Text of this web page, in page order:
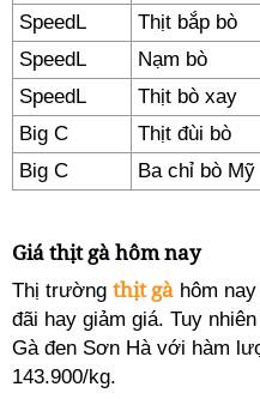
SpeedL Thịt bắp bò
SpeedL
Nạm bò
SpeedL
Thịt bò xay
Big C
Thịt đùi bò
Big C
Ba chỉ bò Mỹ
Giá thịt gà hôm nay
Thị trường thịt gà hôm
đãi hay giảm giá. Tuy
Gà đen Sơn Hà với hàm
143.900/kg.